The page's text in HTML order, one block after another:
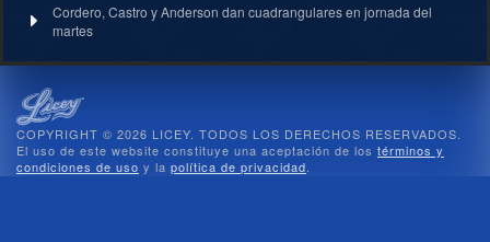
Cordero, Castro y Anderson dan cuadrangulares en jornada del
martes
COPYRIGHT © 2026 LICEY. TODOS LOS DERECHOS RESERVADOS.
El uso de este website constituye una aceptación de los términos y
condiciones de uso y la política de privacidad